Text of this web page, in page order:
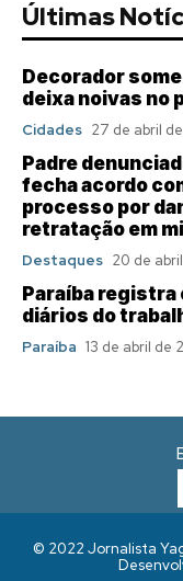
Últimas
Decorador
deixa noivas no
Cidades 27 de abril
Padre
fecha acordo
processo por
retratação em
Destaques 20 de
Paraíba
diários do
Paraíba 13 de abril de
© 2022 Jornalista